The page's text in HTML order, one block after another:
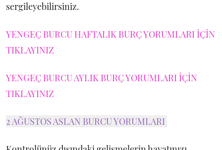
sergileyebilirsiniz.
YENGEÇ BURCU HAFTALIK BURÇ YORUMLARI İÇİN
TIKLAYINIZ
YENGEÇ BURCU AYLIK BURÇ YORUMLARI İÇİN
TIKLAYINIZ
2 AĞUSTOS ASLAN BURCU YORUMLARI